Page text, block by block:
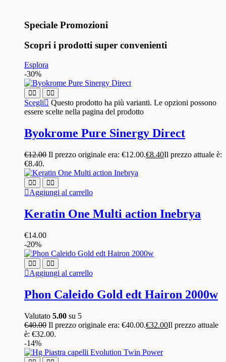
Speciale Promozioni
Scopri i prodotti super convenienti
Esplora
-30%
Scegli
Questo prodotto ha più varianti. Le opzioni possono
essere scelte nella pagina del prodotto
Byokrome Pure Sinergy Direct
€12.00 Il prezzo originale era: €12.00.€8.40Il prezzo attuale è:
€8.40.
Aggiungi al carrello
Keratin One Multi action Inebrya
€14.00
-20%
Aggiungi al carrello
Phon Caleido Gold edt Hairon 2000w
Valutato 5.00 su 5
€40.00 Il prezzo originale era: €40.00.€32.00Il prezzo attuale
è: €32.00.
-14%